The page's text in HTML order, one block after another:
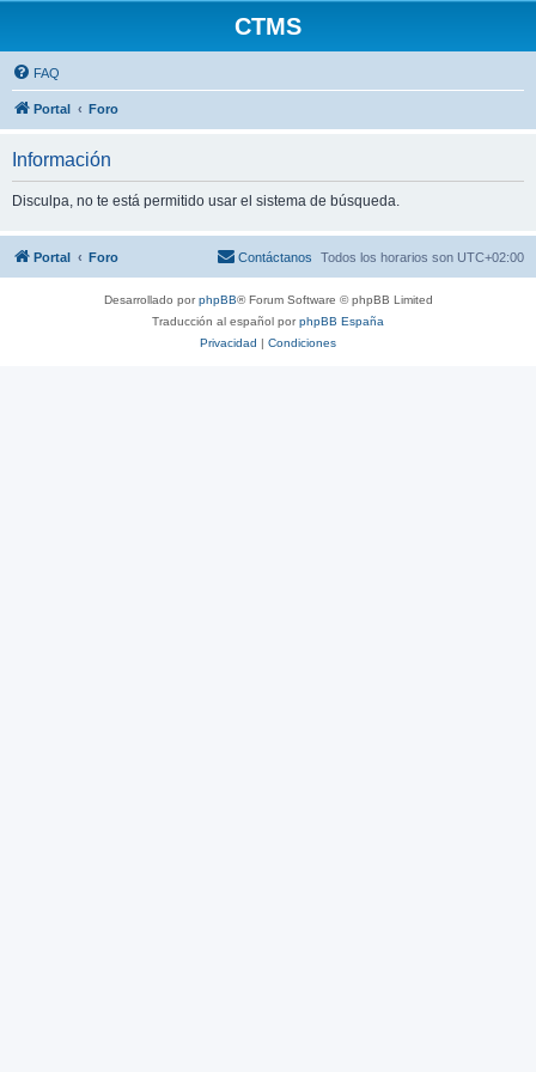
CTMS
FAQ
Portal Foro
Información
Disculpa, no te está permitido usar el sistema de búsqueda.
Portal Foro Todos los horarios son UTC+02:00
Contáctanos
Desarrollado porphpBB® Forum Software © phpBB Limited
Traducción al español porphpBB España
Privacidad | Condiciones